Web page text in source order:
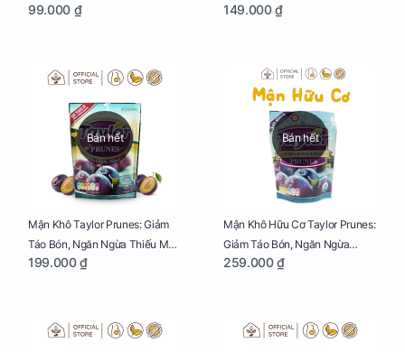
Đường, Dị Tật Thai Nhi Túi 25g
99.000 ₫
Giảm Mệt Mỏi Cho Mẹ Bầu Túi
149.000 ₫
Bán hết
Mận Khô Taylor Prunes: Giảm
Táo Bón, Ngăn Ngừa Thiếu Máu
Cho Mẹ Bầu Túi 250g
199.000 ₫
Bán hết
Mận Khô Hữu Cơ Taylor Prunes:
Giảm Táo Bón, Ngăn Ngừa
Thiếu Máu Cho Mẹ Bầu Túi
259.000 ₫